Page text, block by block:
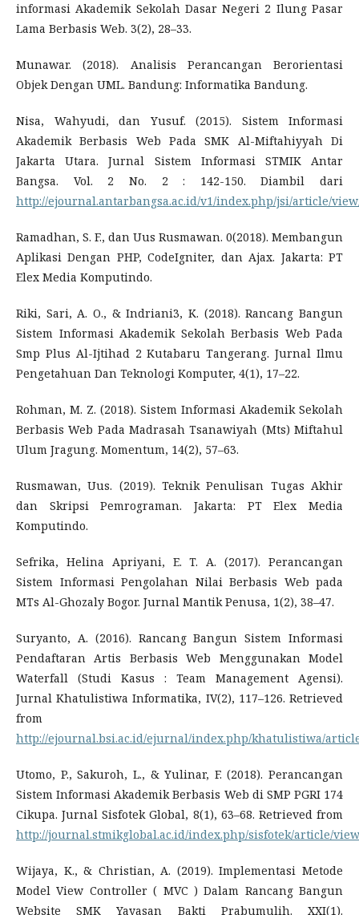
informasi Akademik Sekolah Dasar Negeri 2 Ilung Pasar
Lama Berbasis Web. 3(2), 28–33.
Munawar. (2018). Analisis Perancangan Berorientasi
Objek Dengan UML. Bandung: Informatika Bandung.
Nisa, Wahyudi, dan Yusuf. (2015). Sistem Informasi
Akademik Berbasis Web Pada SMK Al-Miftahiyyah Di
Jakarta Utara. Jurnal Sistem Informasi STMIK Antar
Bangsa. Vol. 2 No. 2 : 142-150. Diambil dari
http://ejournal.antarbangsa.ac.id/v1/index.php/jsi/article/
Ramadhan, S. F., dan Uus Rusmawan. 0(2018). Membangun
Aplikasi Dengan PHP, CodeIgniter, dan Ajax. Jakarta: PT
Elex Media Komputindo.
Riki, Sari, A. O., & Indriani3, K. (2018). Rancang Bangun
Sistem Informasi Akademik Sekolah Berbasis Web Pada
Smp Plus Al-Ijtihad 2 Kutabaru Tangerang. Jurnal Ilmu
Pengetahuan Dan Teknologi Komputer, 4(1), 17–22.
Rohman, M. Z. (2018). Sistem Informasi Akademik Sekolah
Berbasis Web Pada Madrasah Tsanawiyah (Mts) Miftahul
Ulum Jragung. Momentum, 14(2), 57–63.
Rusmawan, Uus. (2019). Teknik Penulisan Tugas Akhir
dan Skripsi Pemrograman. Jakarta: PT Elex Media
Komputindo.
Sefrika, Helina Apriyani, E. T. A. (2017). Perancangan
Sistem Informasi Pengolahan Nilai Berbasis Web pada
MTs Al-Ghozaly Bogor. Jurnal Mantik Penusa, 1(2), 38–47.
Suryanto, A. (2016). Rancang Bangun Sistem Informasi
Pendaftaran Artis Berbasis Web Menggunakan Model
Waterfall (Studi Kasus : Team Management Agensi).
Jurnal Khatulistiwa Informatika, IV(2), 117–126. Retrieved
from
http://ejournal.bsi.ac.id/ejurnal/index.php/khatulistiwa/
Utomo, P., Sakuroh, L., & Yulinar, F. (2018). Perancangan
Sistem Informasi Akademik Berbasis Web di SMP PGRI 174
Cikupa. Jurnal Sisfotek Global, 8(1), 63–68. Retrieved from
http://journal.stmikglobal.ac.id/index.php/sisfotek/article/
Wijaya, K., & Christian, A. (2019). Implementasi Metode
Model View Controller ( MVC ) Dalam Rancang Bangun
Website SMK Yayasan Bakti Prabumulih. XXI(1).